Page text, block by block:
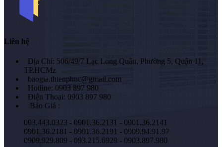
Liên hệ
Địa Chỉ: 506/49/7 Lạc Long Quân, Phường 5, Quận 11,
TP.HCMz
baogia.thienphuc@gmail.com
Hotline: 0903 897 980
Điện Thoại: 0903 897 980
Báo Giá :
093.443.0323 - 0901.36.2131 - 0901.36.2141
0901.36.2181 - 0901.36.2191 - 0909.94.91.97
0909.929.809 - 093.215.6929 - 0903.897.980